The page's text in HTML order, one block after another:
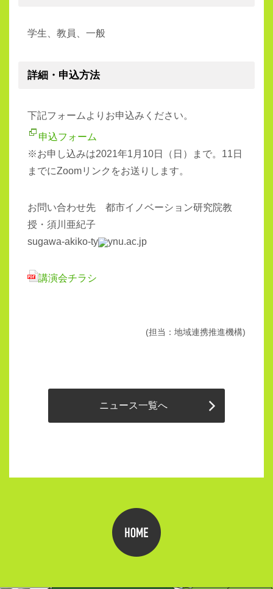
学生、教員、一般
詳細・申込方法
下記フォームよりお申込みください。
申込フォーム
※お申し込みは2021年1月10日（日）まで。11日
までにZoomリンクをお送りします。
お問い合わせ先 都市イノベーション研究院教
授・須川亜紀子
sugawa-akiko-ty
ynu.ac.jp
講演会チラシ
(担当：地域連携推進機構)
ニュース一覧へ